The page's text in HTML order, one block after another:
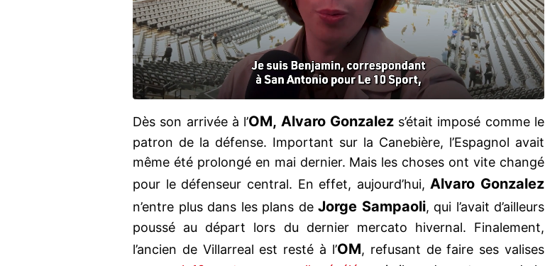
Dès son arrivée à l’OM, Alvaro Gonzalezs’était imposé comme le
patron de la défense. Important sur la Canebière, l’Espagnol avait
même été prolongé en mai dernier. Mais les choses ont vite changé
pour le défenseur central. En effet, aujourd’hui,Alvaro Gonzalez
n’entre plus dans les plans de Jorge Sampaoli, qui l’avait d’ailleurs
poussé au départ lors du dernier mercato hivernal. Finalement,
l’ancien de Villarreal est resté à l’OM, refusant de faire ses valises